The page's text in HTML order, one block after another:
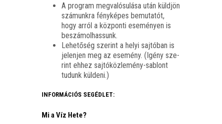
A prog­ram meg­va­ló­su­lá­sa után küld­jön
szá­munk­ra fény­ké­pes bemu­ta­tót,
hogy arról a köz­pon­ti ese­mé­nyen is
beszámolhassunk.
Lehe­tő­ség sze­rint a helyi saj­tó­ban is
jelen­jen meg az ese­mény. (Igény sze­
rint ehhez saj­tó­köz­le­mény-sab­lont
tudunk küldeni.)
INFORMÁCIÓS SEGÉDLET:
Mi a Víz Hete?